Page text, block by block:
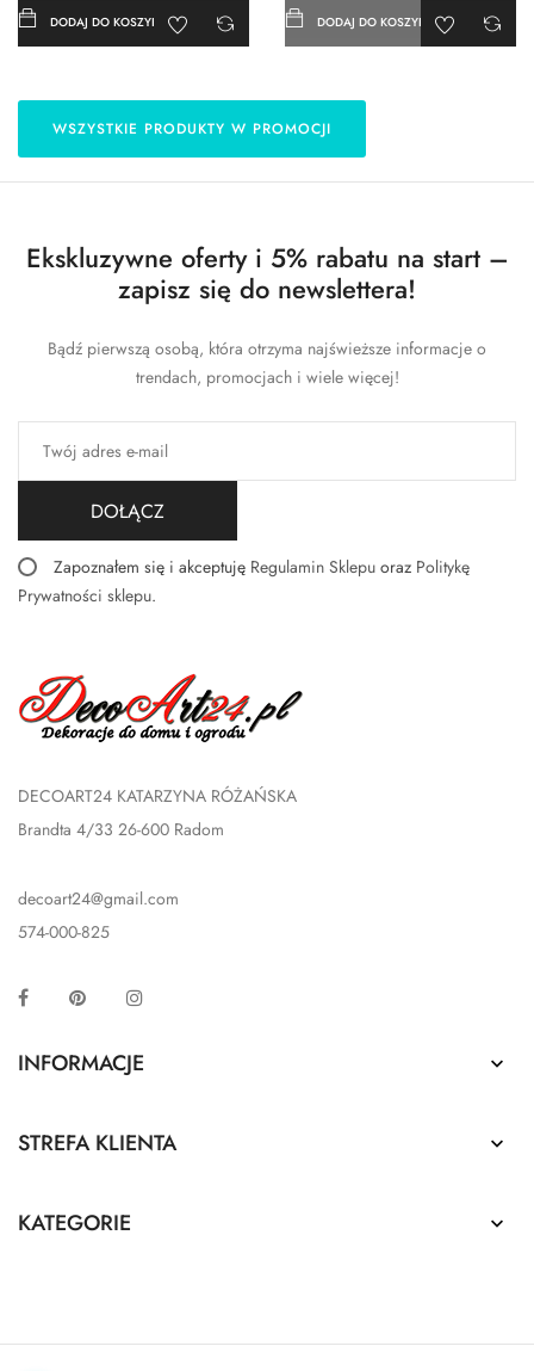
DODAJ DO KOSZYKA DODAJ DO KOSZYKA
WSZYSTKIE PRODUKTY W PROMOCJI
Ekskluzywne oferty i 5% rabatu na start –
zapisz się do newslettera!
Bądź pierwszą osobą, która otrzyma najświeższe informacje o
trendach, promocjach i wiele więcej!
DOŁĄCZ
Zapoznałem się i akceptuję Regulamin Sklepu oraz Politykę
Prywatności sklepu.
DECOART24 KATARZYNA RÓŻAŃSKA
Brandta 4/33 26-600 Radom
decoart24@gmail.com
574-000-825
Facebook Pinterest
INFORMACJE 
STREFA KLIENTA 
KATEGORIE 